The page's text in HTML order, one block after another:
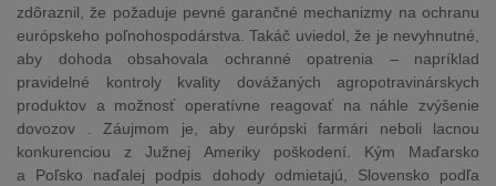
zdôraznil, že požaduje pevné garančné mechanizmy na ochranu
európskeho poľnohospodárstva. Takáč uviedol, že je nevyhnutné,
aby dohoda obsahovala ochranné opatrenia – napríklad
pravidelné kontroly kvality dovážaných agropotravinárskych
produktov a možnosť operatívne reagovať na náhle zvýšenie
dovozov . Záujmom je, aby európski farmári neboli lacnou
konkurenciou z Južnej Ameriky poškodení. Kým Maďarsko
a Poľsko naďalej podpis dohody odmietajú, Slovensko podľa